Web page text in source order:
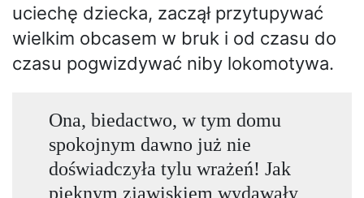
uciechę dziecka, zaczął przytupywać
wielkim obcasem w bruk i od czasu do
czasu pogwizdywać niby lokomotywa.
Ona, biedactwo, w tym domu
spokojnym dawno już nie
doświadczyła tylu wrażeń! Jak
pięknym zjawiskiem wydawały